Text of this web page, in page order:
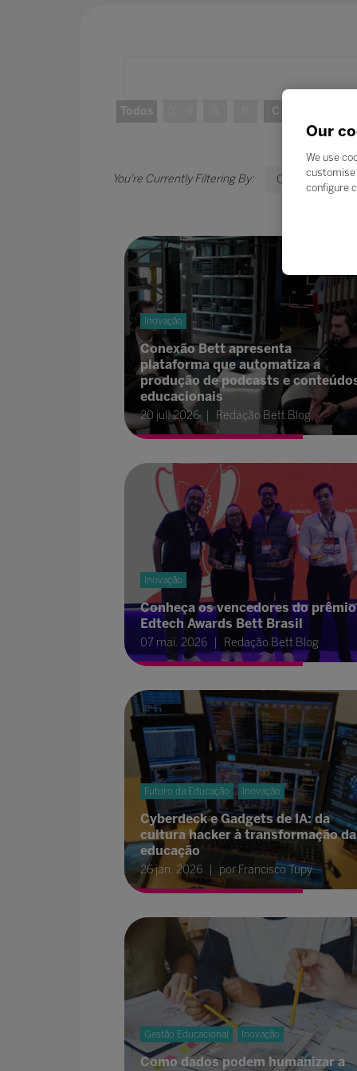
Todos C
C
Inovação
Conexão Bett apresenta
plataforma que automatiza a
produção de podcasts e
educacionais
20 jul. 2026 Redação Bett Blog
Inovação
Conheça os vencedores do prêmio
Edtech Awards Bett Brasil
07 mai. 2026 Redação Bett Blog
Futuro da Educação Inovação
Cyberdeck e Gadgets de IA: da
cultura hacker à transformação da
educação
26 jan. 2026 por Francisco Tupy
Gestão Educacional Inovação
Como dados podem humanizar a
Our
We use
customise
configure